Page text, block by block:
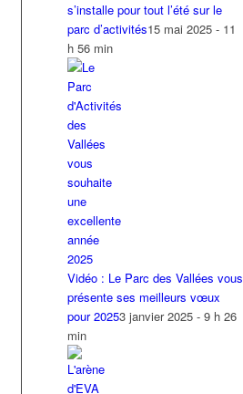
s’installe pour tout l’été sur le
parc d’activités15 mai 2025 - 11
h 56 min
Vidéo : Le Parc des Vallées vous
présente ses meilleurs vœux
pour 20253 janvier 2025 - 9 h 26
min